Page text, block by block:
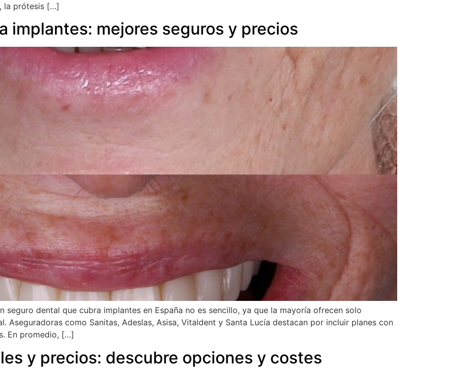
la prótesis […]
implantes: mejores seguros y precios
seguro dental que cubra implantes en España no es sencillo, ya que la mayoría ofrecen solo
Aseguradoras como Sanitas, Adeslas, Asisa, Vitaldent y Santa Lucía destacan por incluir planes con
En promedio, […]
y precios: descubre opciones y costes